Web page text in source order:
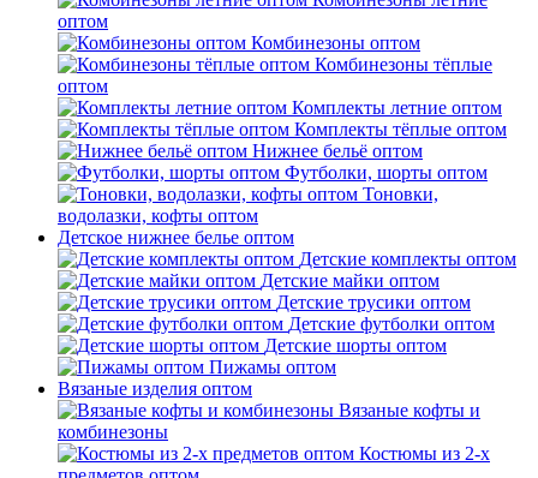
оптом
Комбинезоны оптом
Комбинезоны тёплые
оптом
Комплекты летние оптом
Комплекты тёплые оптом
Нижнее бельё оптом
Футболки, шорты оптом
Тоновки,
водолазки, кофты оптом
Детское нижнее белье оптом
Детские комплекты оптом
Детские майки оптом
Детские трусики оптом
Детские футболки оптом
Детские шорты оптом
Пижамы оптом
Вязаные изделия оптом
Вязаные кофты и
комбинезоны
Костюмы из 2-х